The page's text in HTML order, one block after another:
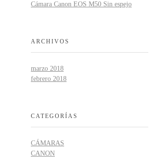
Cámara Canon EOS M50 Sin espejo
ARCHIVOS
marzo 2018
febrero 2018
CATEGORÍAS
CÁMARAS
CANON